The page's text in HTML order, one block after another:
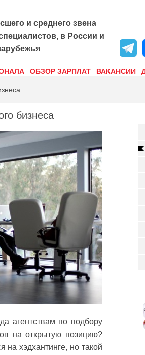
и среднего звена
в России и
ОБЗОР ЗАРПЛАТ ВАКАНСИИ
бизнеса
агентствам по подбору
на открытую позицию?
хэдхантинге, но такой